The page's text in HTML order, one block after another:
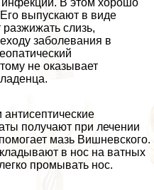
инфекции. В этом хорошо
выпускают в виде
разжижать слизь,
заболевания в
не оказывает
получают при лечении
мазь Вишневского.
в нос на ватных
промывать нос.